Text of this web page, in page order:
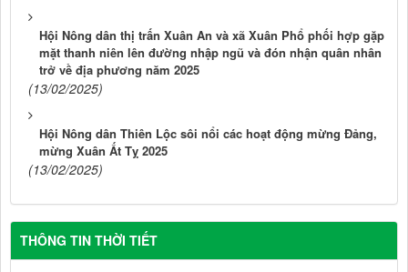
Hội Nông dân thị trấn Xuân An và xã Xuân Phổ phối hợp gặp
mặt thanh niên lên đường nhập ngũ và đón nhận quân nhân
trở về địa phương năm 2025
(13/02/2025)
Hội Nông dân Thiên Lộc sôi nổi các hoạt động mừng Đảng,
mừng Xuân Ất Tỵ 2025
(13/02/2025)
THÔNG TIN THỜI TIẾT